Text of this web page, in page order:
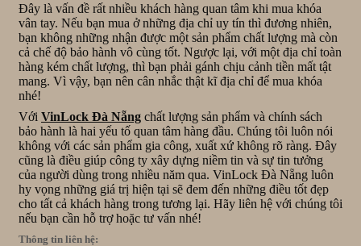
Đây là vấn đề rất nhiều khách hàng quan tâm khi mua khóa
vân tay. Nếu bạn mua ở những địa chỉ uy tín thì đương nhiên,
bạn không những nhận được một sản phẩm chất lượng mà còn
cả chế độ bảo hành vô cùng tốt. Ngược lại, với một địa chỉ toàn
hàng kém chất lượng, thì bạn phải gánh chịu cảnh tiền mất tật
mang. Vì vậy, bạn nên cân nhắc thật kĩ địa chỉ để mua khóa
nhé!
Với VinLock Đà Nẵng chất lượng sản phẩm và chính sách
bảo hành là hai yếu tố quan tâm hàng đầu. Chúng tôi luôn nói
không với các sản phẩm gia công, xuất xứ không rõ ràng. Đây
cũng là điều giúp công ty xây dựng niềm tin và sự tin tưởng
của người dùng trong nhiều năm qua. VinLock Đà Nẵng luôn
hy vọng những giá trị hiện tại sẽ đem đến những điều tốt đẹp
cho tất cả khách hàng trong tương lại. Hãy liên hệ với chúng tôi
nếu bạn cần hỗ trợ hoặc tư vấn nhé!
Thông tin liên hệ: